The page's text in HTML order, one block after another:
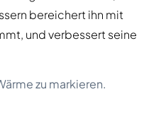
bereichert ihn mit
und verbessert seine
zu markieren.